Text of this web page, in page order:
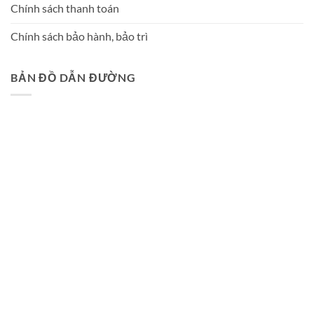
Chính sách thanh toán
Chính sách bảo hành, bảo trì
BẢN ĐỒ DẪN ĐƯỜNG